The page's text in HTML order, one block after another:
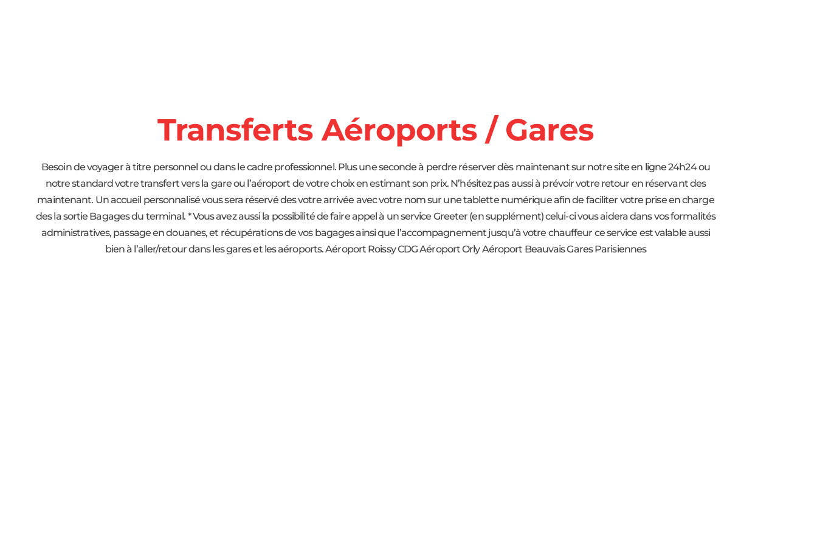
Transferts Aéroports / Gares
Besoin de voyager à titre personnel ou dans le cadre professionnel. Plus une seconde à perdre réserver dès maintenant sur notre site en ligne 24h24 ou
notre standard votre transfert vers la gare ou l’aéroport de votre choix en estimant son prix. N’hésitez pas aussi à prévoir votre retour en réservant des
maintenant. Un accueil personnalisé vous sera réservé des votre arrivée avec votre nom sur une tablette numérique afin de faciliter votre prise en charge
des la sortie Bagages du terminal. * Vous avez aussi la possibilité de faire appel à un service Greeter (en supplément) celui-ci vous aidera dans vos formalités
administratives, passage en douanes, et récupérations de vos bagages ainsi que l’accompagnement jusqu’à votre chauffeur ce service est valable aussi
bien à l’aller/retour dans les gares et les aéroports. Aéroport Roissy CDG Aéroport Orly Aéroport Beauvais Gares Parisiennes